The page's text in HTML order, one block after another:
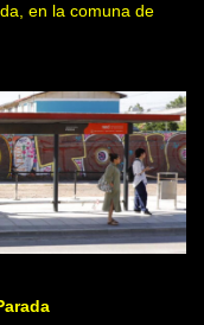
en la comuna de